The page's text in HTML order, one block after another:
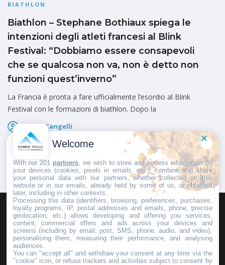
BIATHLON
Biathlon – Stephane Bothiaux spiega le
intenzioni degli atleti francesi al Blink
Festival: “Dobbiamo essere consapevoli
che se qualcosa non va, non è detto non
funzioni quest’inverno”
La Francia è pronta a fare ufficialmente l’esordio al Blink
Festival con le formazioni di biathlon. Dopo la
Marco Cangelli
Pubblicato il
HOMEPAGEREDAZIONEINVIA UN COMUNICATO STAMPA
PUBBLICITÀSCRIVI AL DIRETTORE
Welcome
With our 201 partners , we wish to store and access information on
your devices (cookies, pixels in emails, etc.), combine and share
your personal data with our partners, whether collected on this
website or in our emails, already held by some of us, or obtained
later, including in other contexts.
Processing this data (identifiers, browsing, preferences, purchases,
loyalty programs, IP, postal addresses and emails, phone, precise
geolocation, etc.) allows developing and offering you services,
content, commercial offers and ads across your devices and
screens (including by email, post, SMS, phone, audio, and video),
personalising them, measuring their performance, and analysing
audiences.
You can "accept all" and withdraw your consent at any time via the
"cookie" icon, or refuse trackers and activities subject to consent by